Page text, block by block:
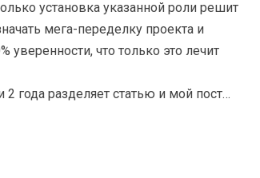
установка указанной роли решит
мега-переделку проекта и
уверенности, что только это лечит
2 года разделяет статью и мой пост…